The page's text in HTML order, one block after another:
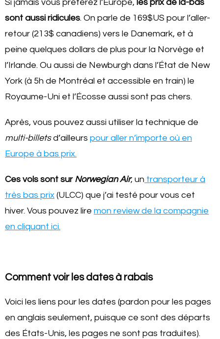
Si jamais vous préférez l’Europe, les prix de là-bas
sont aussi ridicules. On parle de 169$US pour l’aller-
retour (213$ canadiens) vers le Danemark, et à
peine quelques dollars de plus pour la Norvège et
l’Irlande. Ou aussi de Newburgh dans l’État de New
York (à 5h de Montréal et accessible en train) le
Royaume-Uni et l’Écosse aussi sont pas chers.
Après, vous pouvez aussi utiliser la technique de
multi-billetsd’ailleurs pour aller n’importe où en
Europe à bas prix.
Ces vols sont sur Norwegian Air, un transporteur à
très bas prix (ULCC) que j’ai testé pour vous cet
hiver. Vous pouvez lire mon review de la compagnie
en cliquant ici.
Comment voir les dates à rabais
Voici les liens pour les dates (pardon pour les pages
en anglais seulement, puisque ce sont des départs
des États-Unis, les pages ne sont pas traduites).